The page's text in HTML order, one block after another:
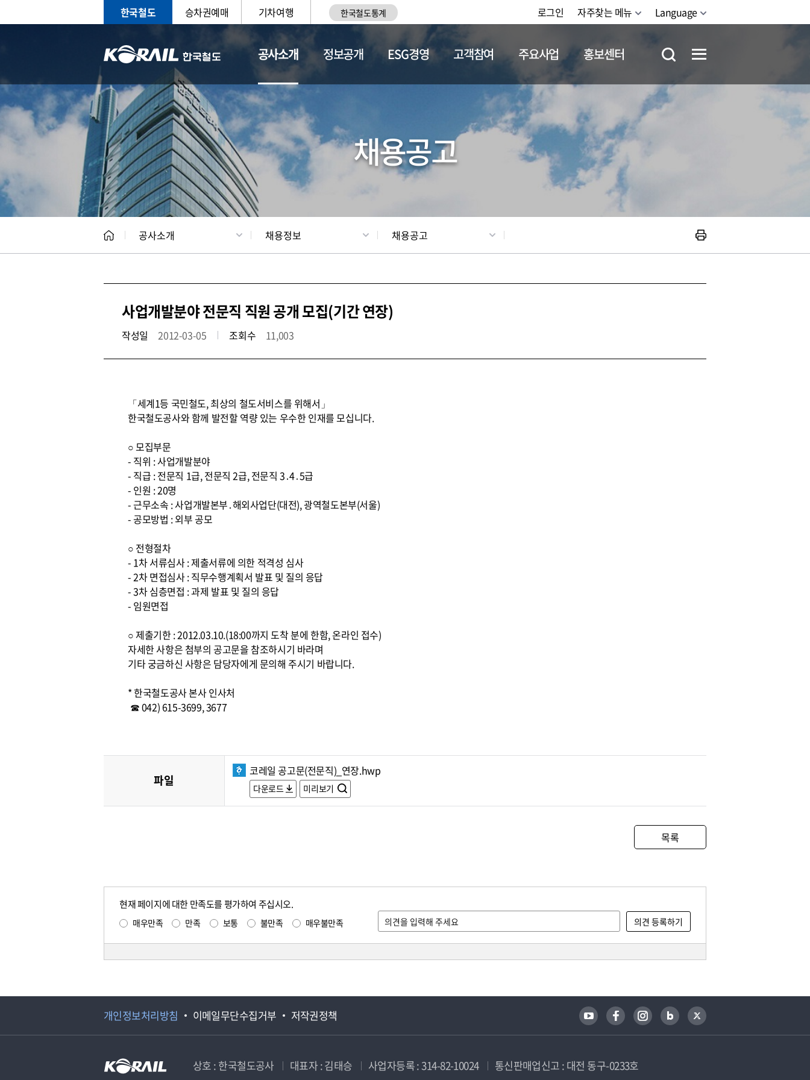
한국철도 승차권예매 기차여행 한국철도통계 로그인 자주찾는 메뉴 Language
공사소개
CEO 일반현황 채용정보
정보공개 ESG경영 고객참여 주요사업 홍보센터
채용공고
공사소개 채용정보 채용공고
사업개발분야 전문직 직원 공개 모집(기간 연장)
작성일 2012-03-05 조회수 11,003
「세계1등 국민철도, 최상의 철도서비스를 위해서」
한국철도공사와 함께 발전할 역량 있는 우수한 인재를 모십니다.
○ 모집부문
- 직위 : 사업개발분야
- 직급 : 전문직 1급, 전문직 2급, 전문직 3․4․5급
- 인원 : 20명
- 근무소속 : 사업개발본부․해외사업단(대전), 광역철도본부(서울)
- 공모방법 : 외부 공모
○ 전형절차
- 1차 서류심사 : 제출서류에 의한 적격성 심사
- 2차 면접심사 : 직무수행계획서 발표 및 질의 응답
- 3차 심층면접 : 과제 발표 및 질의 응답
- 임원면접
○ 제출기한 : 2012.03.10.(18:00까지 도착 분에 한함, 온라인 접수)
자세한 사항은 첨부의 공고문을 참조하시기 바라며
기타 궁금하신 사항은 담당자에게 문의해 주시기 바랍니다.
* 한국철도공사 본사 인사처
☎ 042) 615-3699, 3677
파일
코레일 공고문(전문직)_연장.hwp
다운로드 미리보기
목록
현재 페이지에 대한 만족도를 평가하여 주십시오.
매우만족 만족 보통 불만족 매우불만족
개인정보처리방침 이메일무단수집거부 저작권정책
상호 : 한국철도공사 대표자 : 김태승 사업자등록 : 314-82-10024
통신판매업신고 : 대전 동구-0233호